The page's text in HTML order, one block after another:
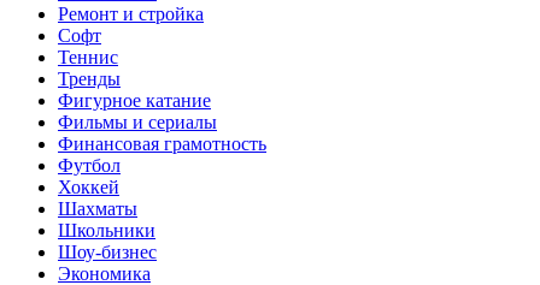
Ремонт и стройка
Софт
Теннис
Тренды
Фигурное катание
Фильмы и сериалы
Финансовая грамотность
Футбол
Хоккей
Шахматы
Школьники
Шоу-бизнес
Экономика